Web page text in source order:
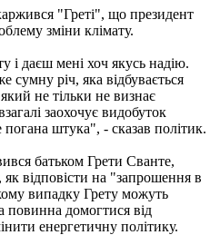
"Греті", що президент
зміни клімату.
і даєш мені хоч якусь надію.
сумну річ, яка відбувається
не тільки не визнає
заохочує видобуток
штука", - сказав політик.
батьком Грети Сванте,
відповісти на "запрошення в
випадку Грету можуть
повинна домогтися від
енергетичну політику.